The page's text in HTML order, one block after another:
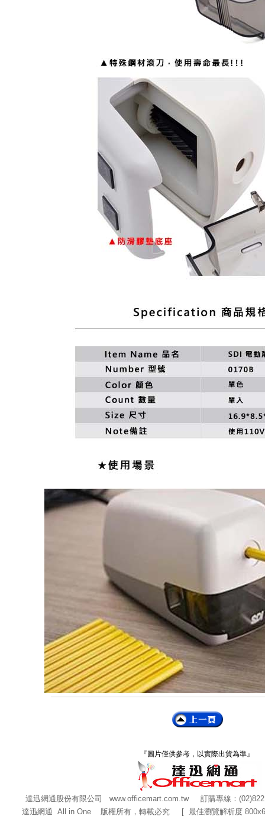
『圖片僅供參考，以實際出貨為準』
達迅網通股份有限公司 www.officemart.com.tw訂購專線：
達迅網通 All in One 版權所有，轉載必究 [ 最佳瀏覽解析度